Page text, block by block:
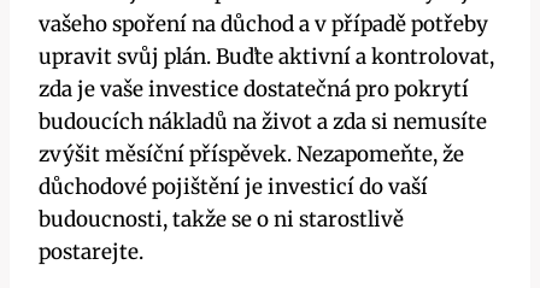
vašeho spoření na důchod a v případě potřeby
upravit svůj plán. Buďte aktivní a kontrolovat,
zda je vaše investice dostatečná pro pokrytí
budoucích nákladů na život a zda si nemusíte
zvýšit měsíční příspěvek. Nezapomeňte, že
důchodové pojištění je investicí do vaší
budoucnosti, takže se o ni starostlivě
postarejte.